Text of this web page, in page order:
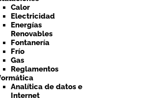
Calor
Electricidad
Energías
Renovables
Fontanería
Frío
Gas
Reglamentos
Analítica de datos e
Internet